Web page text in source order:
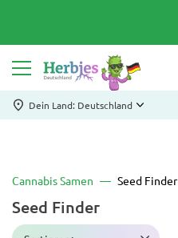
Dein Land: Deutschland
Cannabis Samen Seed Finder
Seed Finder